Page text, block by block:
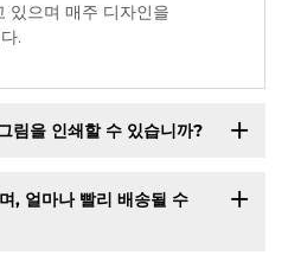
있으며 매주 디자인을
.
림을 인쇄할 수 있습니까?
, 얼마나 빨리 배송될 수